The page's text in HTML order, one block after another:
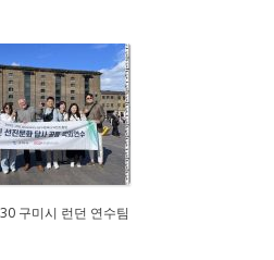
구미시 런던 연수팀